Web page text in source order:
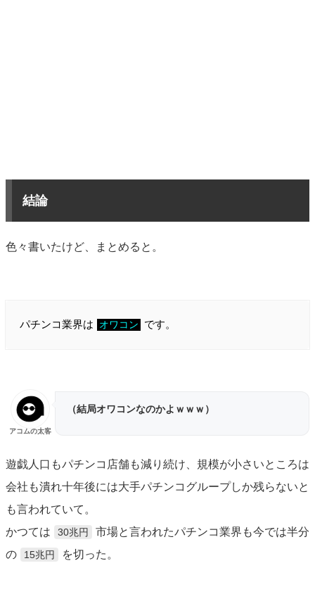
結論
色々書いたけど、まとめると。
パチンコ業界は オワコン です。
アコムの太客
（結局オワコンなのかよｗｗｗ）
遊戯人口もパチンコ店舗も減り続け、規模が小さいところは
会社も潰れ十年後には大手パチンコグループしか残らないと
も言われていて。
かつては
30兆円
市場と言われたパチンコ業界も今では半分
の
15兆円 を切った。